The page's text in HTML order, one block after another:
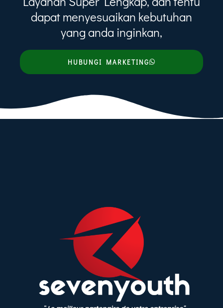
dapat menyesuaikan kebutuhan
yang anda inginkan,
HUBUNGI MARKETING